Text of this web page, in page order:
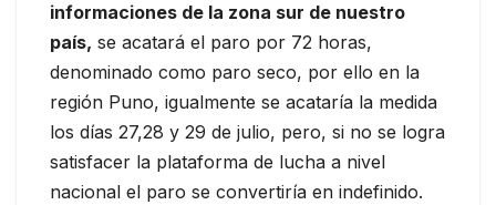
informaciones de la zona sur de nuestro
país, se acatará el paro por 72 horas,
denominado como paro seco, por ello en la
región Puno, igualmente se acataría la medida
los días 27,28 y 29 de julio, pero, si no se logra
satisfacer la plataforma de lucha a nivel
nacional el paro se convertiría en indefinido.